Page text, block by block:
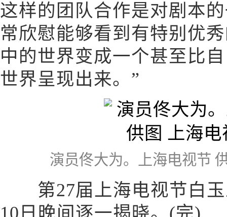
这样的团队合作是对剧本
常欣慰能够看到有特别优
中的世界变成一个甚至比
世界呈现出来。”
演员佟大为。上海电视节
第27届上海电视节白玉
10日晚间逐一揭晓。(完)